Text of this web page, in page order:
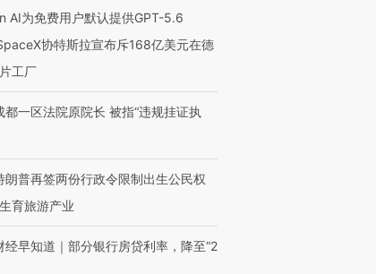
AI为免费用户默认提供GPT-5.6
协特斯拉宣布斥168亿美元在德
工厂
都一区法院原院长 被指“违规挂证执
朗普再签两份行政令限制出生公民权
育旅游产业
经早知道｜部分银行房贷利率，降至“2